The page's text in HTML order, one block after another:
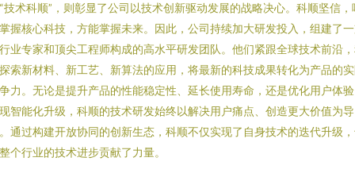
技术科顺”，则彰显了公司以技术创新驱动发展的战略决心。科顺坚信，
握核心科技，方能掌握未来。因此，公司持续加大研发投入，组建了
业专家和顶尖工程师构成的高水平研发团队。他们紧跟全球技术前沿
索新材料、新工艺、新算法的应用，将最新的科技成果转化为产品的
力。无论是提升产品的性能稳定性、延长使用寿命，还是优化用户体
智能化升级，科顺的技术研发始终以解决用户痛点、创造更大价值为导
通过构建开放协同的创新生态，科顺不仅实现了自身技术的迭代升级
个行业的技术进步贡献了力量。